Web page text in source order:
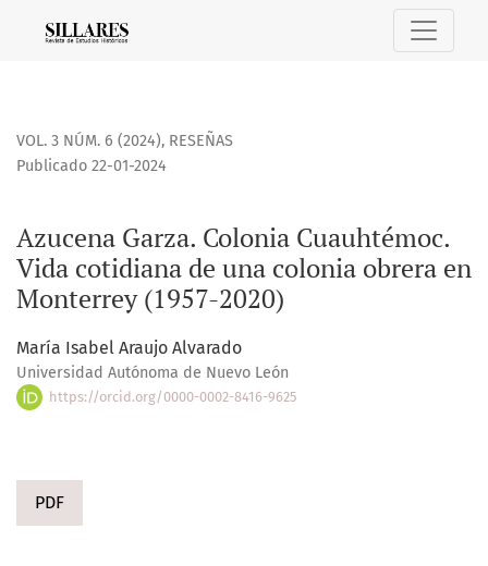
Azucena Garza. Colonia Cuauhtémoc. Vida cotidiana de
VOL. 3 NÚM. 6 (2024), RESEÑAS
Azucena Garza. Colonia Cuauhtémoc.
Vida cotidiana de una colonia obrera en
Monterrey (1957-2020)
Publicado 22-01-2024
María Isabel Araujo Alvarado
Universidad Autónoma de Nuevo León
https://orcid.org/0000-0002-8416-9625
PDF